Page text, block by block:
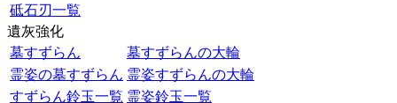
砥石刃一覧
遺灰強化
墓すずらん
墓すずらんの大輪
霊姿の墓すずらん 霊姿すずらんの大輪
すずらん鈴玉一覧 霊姿鈴玉一覧